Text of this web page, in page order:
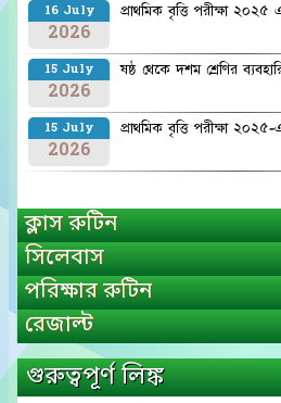
16 July
2026
প্রাথমিক বৃত্তি পরীক্ষা ২০২৫
15 July
2026
ষষ্ঠ থেকে দশম শ্রেণির
15 July
2026
প্রাথমিক বৃত্তি পরীক্ষা ২০২৫-
ক্লাস রুটিন
সিলেবাস
পরিক্ষার রুটিন
রেজাল্ট
গুরুত্বপূর্ণ লিঙ্ক